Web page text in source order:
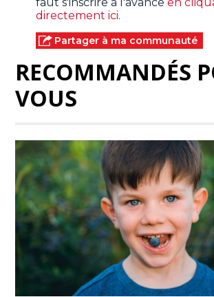
directement ici.
Partager à ma communauté
RECOMMANDÉS
VOUS